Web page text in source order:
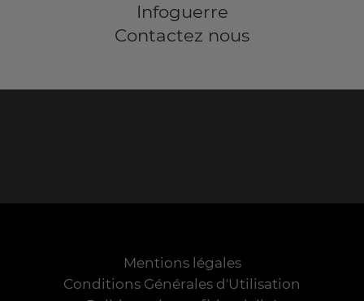
Infoguerre
Contactez nous
Mentions légales
Conditions Générales d'Utilisation